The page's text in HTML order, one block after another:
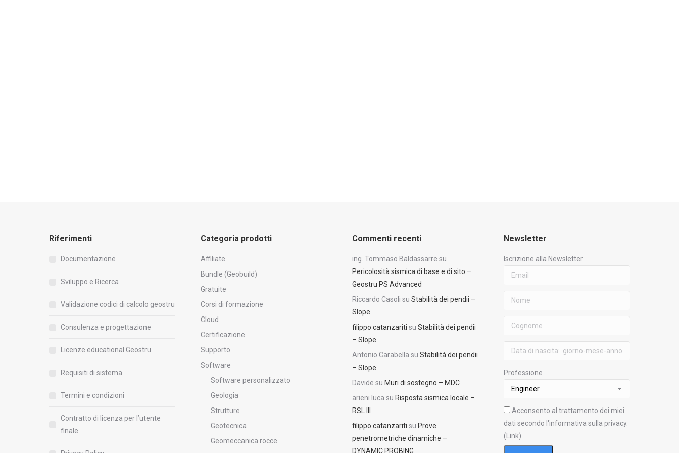
Riferimenti
Documentazione
Sviluppo e Ricerca
Validazione codici di calcolo geostru
Consulenza e progettazione
Licenze educational Geostru
Requisiti di sistema
Termini e condizioni
Contratto di licenza per l’utente
finale
Categoria prodotti
Affiliate
Bundle (Geobuild)
Gratuite
Corsi di formazione
Cloud
Certificazione
Supporto
Software
Software personalizzato
Geologia
Strutture
Geotecnica
Geomeccanica rocce
Commenti recenti
ing. Tommaso Baldassarre su
Pericolosità sismica di base e di sito –
Geostru PS Advanced
Riccardo Casoli su Stabilità dei pendii –
Slope
filippo catanzariti su Stabilità dei pendii
– Slope
Antonio Carabella su Stabilità dei pendii
– Slope
Davide su Muri di sostegno – MDC
arieni luca su Risposta sismica locale –
RSL III
filippo catanzariti su Prove
penetrometriche dinamiche –
DYNAMIC PROBING
Newsletter
Iscrizione alla Newsletter
Professione
Acconsento al trattamento dei miei
dati secondo l'informativa sulla privacy.
( Link)